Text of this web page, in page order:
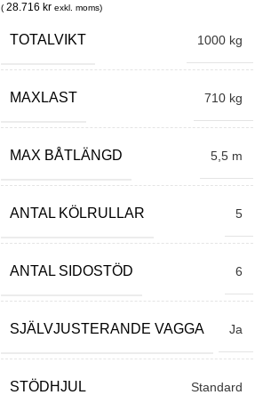
(28.716 kr exkl. moms)
TOTALVIKT 1000 kg
MAXLAST 710 kg
MAX BÅTLÄNGD 5,5 m
ANTAL KÖLRULLAR 5
ANTAL SIDOSTÖD 6
SJÄLVJUSTERANDE VAGGA Ja
STÖDHJUL Standard